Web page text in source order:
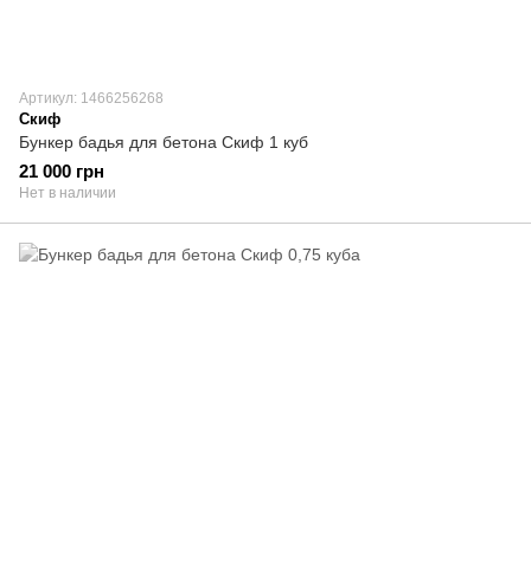
Артикул: 1466256268
Скиф
Бункер бадья для бетона Скиф 1 куб
21 000 грн
Нет в наличии